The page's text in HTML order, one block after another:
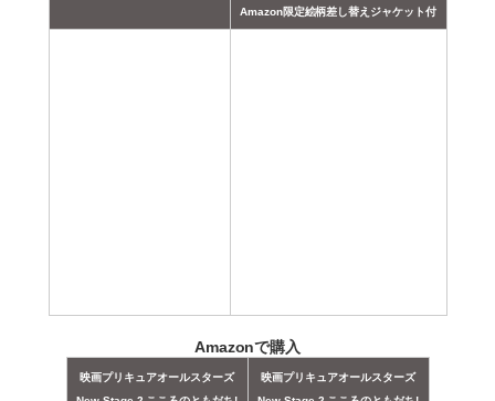
Amazon限定絵柄差し替えジャケット付
Amazonで購入
映画プリキュアオールスターズ
映画プリキュアオールスターズ